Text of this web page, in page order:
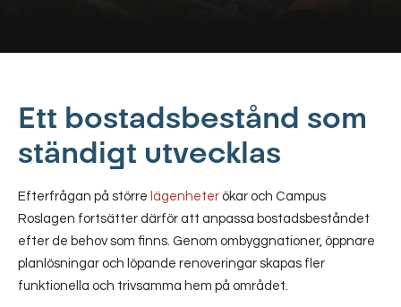
Ett bostadsbestånd som
ständigt utvecklas
Efterfrågan på större lägenheter ökar och Campus
Roslagen fortsätter därför att anpassa bostadsbeståndet
efter de behov som finns. Genom ombyggnationer, öppnare
planlösningar och löpande renoveringar skapas fler
funktionella och trivsamma hem på området.